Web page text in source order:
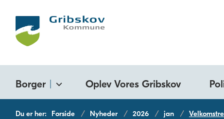
Borger Oplev Vores Gribskov
Du er her: Forside Nyheder 2026 jan